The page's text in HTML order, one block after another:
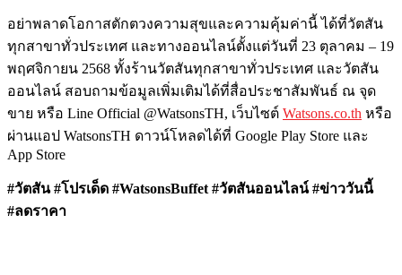
อย่าพลาดโอกาสตักตวงความสุขและความคุ้มค่านี้ ได้ที่วัตสัน
ทุกสาขาทั่วประเทศ และทางออนไลน์ตั้งแต่วันที่ 23 ตุลาคม – 19
พฤศจิกายน 2568 ทั้งร้านวัตสันทุกสาขาทั่วประเทศ และวัตสัน
ออนไลน์ สอบถามข้อมูลเพิ่มเติมได้ที่สื่อประชาสัมพันธ์ ณ จุด
ขาย หรือ Line Official @WatsonsTH, เว็บไซต์ Watsons.co.th หรือ
ผ่านแอป WatsonsTH ดาวน์โหลดได้ที่ Google Play Store และ
App Store
#วัตสัน #โปรเด็ด #WatsonsBuffet #วัตสันออนไลน์ #ข่าววันนี้
#ลดราคา